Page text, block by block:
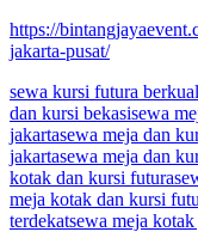
https://
jakarta-pusat/
sewa kursi futura
dan kursi bekasisewa
jakartasewa meja dan
jakartasewa meja dan
kotak dan kursi futura
meja kotak dan kursi
terdekatsewa meja kotak